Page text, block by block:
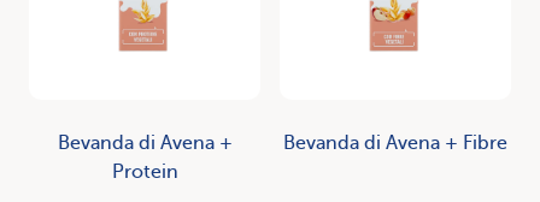
Bevanda di Avena +
Protein
Bevanda di Avena + Fibre